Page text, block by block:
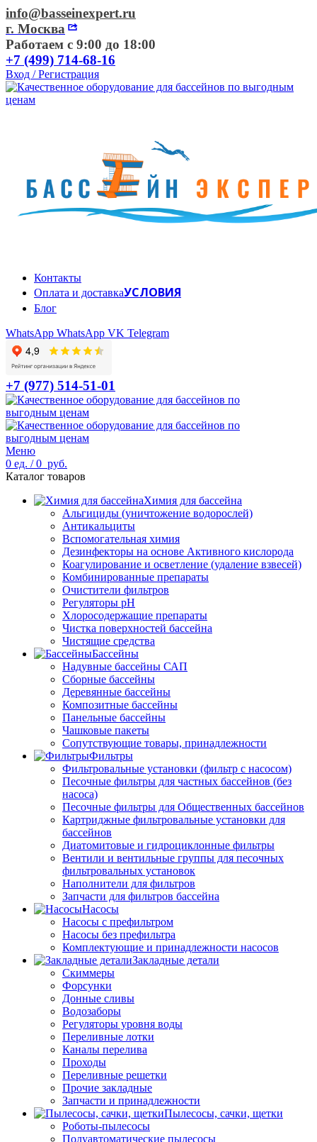
info@basseinexpert.ru
г. Москва
Работаем с 9:00 до 18:00
+7 (499) 714-68-16
Вход / Регистрация
Контакты
Оплата и доставкаУСЛОВИЯ
Блог
WhatsApp WhatsApp VK Telegram
+7 (977) 514-51-01
Меню
0 ед. / 0 руб.
Каталог товаров
Химия для бассейна
Альгициды (уничтожение водорослей)
Антикальциты
Вспомогательная химия
Дезинфекторы на основе Активного кислорода
Коагулирование и осветление (удаление взвесей)
Комбинированные препараты
Очистители фильтров
Регуляторы pH
Хлоросодержащие препараты
Чистка поверхностей бассейна
Чистящие средства
Бассейны
Надувные бассейны САП
Сборные бассейны
Деревянные бассейны
Композитные бассейны
Панельные бассейны
Чашковые пакеты
Сопутствующие товары, принадлежности
Фильтры
Фильтровальные установки (фильтр с насосом)
Песочные фильтры для частных бассейнов (без
насоса)
Песочные фильтры для Общественных бассейнов
Картриджные фильтровальные установки для
бассейнов
Диатомитовые и гидроциклонные фильтры
Вентили и вентильные группы для песочных
фильтровальных установок
Наполнители для фильтров
Запчасти для фильтров бассейна
Насосы
Насосы с префильтром
Насосы без префильтра
Комплектующие и принадлежности насосов
Закладные детали
Скиммеры
Форсунки
Донные сливы
Водозаборы
Регуляторы уровня воды
Переливные лотки
Каналы перелива
Проходы
Переливные решетки
Прочие закладные
Запчасти и принадлежности
Пылесосы, сачки, щетки
Роботы-пылесосы
Полуавтоматические пылесосы